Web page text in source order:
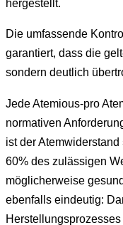
hergestellt.
Die umfassende
garantiert, dass die
sondern deutlich
Jede Atemious-pro
normativen
ist der
60% des zulässigen
möglicherweise
ebenfalls eindeutig: